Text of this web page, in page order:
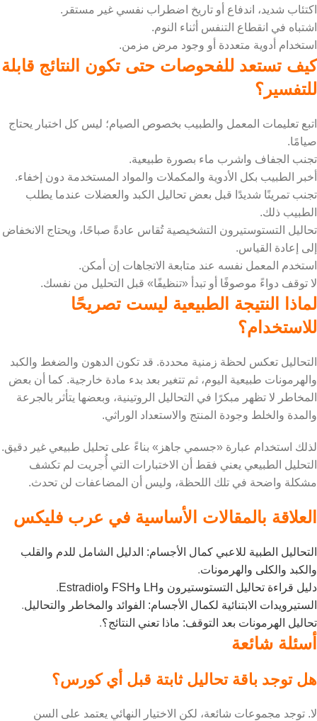
اكتئاب شديد، اندفاع أو تاريخ اضطراب نفسي غير مستقر.
اشتباه في انقطاع التنفس أثناء النوم.
استخدام أدوية متعددة أو وجود مرض مزمن.
كيف تستعد للفحوصات حتى تكون النتائج قابلة
للتفسير؟
اتبع تعليمات المعمل والطبيب بخصوص الصيام؛ ليس كل اختبار يحتاج
صيامًا.
تجنب الجفاف واشرب ماء بصورة طبيعية.
أخبر الطبيب بكل الأدوية والمكملات والمواد المستخدمة دون إخفاء.
تجنب تمرينًا شديدًا قبل بعض تحاليل الكبد والعضلات عندما يطلب
الطبيب ذلك.
تحاليل التستوستيرون التشخيصية تُقاس عادةً صباحًا، ويحتاج الانخفاض
إلى إعادة القياس.
استخدم المعمل نفسه عند متابعة الاتجاهات إن أمكن.
لا توقف دواءً موصوفًا أو تبدأ «تنظيفًا» قبل التحليل من نفسك.
لماذا النتيجة الطبيعية ليست تصريحًا
للاستخدام؟
التحاليل تعكس لحظة زمنية محددة. قد تكون الدهون والضغط والكبد
والهرمونات طبيعية اليوم، ثم تتغير بعد بدء مادة خارجية. كما أن بعض
المخاطر لا تظهر مبكرًا في التحاليل الروتينية، وبعضها يتأثر بالجرعة
والمدة والخلط وجودة المنتج والاستعداد الوراثي.
لذلك استخدام عبارة «جسمي جاهز» بناءً على تحليل طبيعي غير دقيق.
التحليل الطبيعي يعني فقط أن الاختبارات التي أُجريت لم تكشف
مشكلة واضحة في تلك اللحظة، وليس أن المضاعفات لن تحدث.
العلاقة بالمقالات الأساسية في عرب فليكس
التحاليل الطبية للاعبي كمال الأجسام: الدليل الشامل للدم والقلب
والكبد والكلى والهرمونات.
دليل قراءة تحاليل التستوستيرون وLH وFSH وEstradiol
.
الستيرويدات الابتنائية لكمال الأجسام: الفوائد والمخاطر والتحاليل.
تحاليل الهرمونات بعد التوقف: ماذا تعني النتائج؟.
أسئلة شائعة
هل توجد باقة تحاليل ثابتة قبل أي كورس؟
لا. توجد مجموعات شائعة، لكن الاختيار النهائي يعتمد على السن